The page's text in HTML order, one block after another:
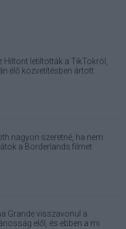
Hiltont letiltották a TikTokról,
élő közvetítésben ártott
nagyon szeretné, ha nem
a Borderlands filmet
Grande visszavonul a
elől, és ebben a mi